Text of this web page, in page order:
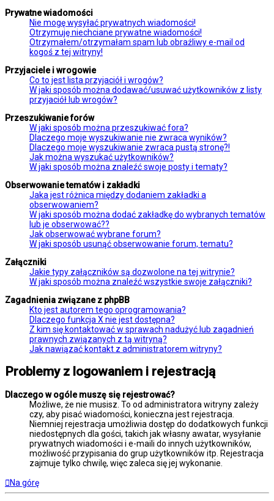
Prywatne wiadomości
Nie mogę wysyłać prywatnych wiadomości!
Otrzymuję niechciane prywatne wiadomości!
Otrzymałem/otrzymałam spam lub obraźliwy e-mail od
kogoś z tej witryny!
Przyjaciele i wrogowie
Co to jest lista przyjaciół i wrogów?
W jaki sposób można dodawać/usuwać użytkowników z listy
przyjaciół lub wrogów?
Przeszukiwanie forów
W jaki sposób można przeszukiwać fora?
Dlaczego moje wyszukiwanie nie zwraca wyników?
Dlaczego moje wyszukiwanie zwraca pustą stronę?!
Jak można wyszukać użytkowników?
W jaki sposób można znaleźć swoje posty i tematy?
Obserwowanie tematów i zakładki
Jaka jest różnica między dodaniem zakładki a
obserwowaniem?
W jaki sposób można dodać zakładkę do wybranych tematów
lub je obserwować??
Jak obserwować wybrane forum?
W jaki sposób usunąć obserwowanie forum, tematu?
Załączniki
Jakie typy załączników są dozwolone na tej witrynie?
W jaki sposób można znaleźć wszystkie swoje załączniki?
Zagadnienia związane z phpBB
Kto jest autorem tego oprogramowania?
Dlaczego funkcja X nie jest dostępna?
Z kim się kontaktować w sprawach nadużyć lub zagadnień
prawnych związanych z tą witryną?
Jak nawiązać kontakt z administratorem witryny?
Problemy z logowaniem i rejestracją
Dlaczego w ogóle muszę się rejestrować?
Możliwe, że nie musisz. To od administratora witryny zależy
czy, aby pisać wiadomości, konieczna jest rejestracja.
Niemniej rejestracja umożliwia dostęp do dodatkowych funkcji
niedostępnych dla gości, takich jak własny awatar, wysyłanie
prywatnych wiadomości i e-maili do innych użytkowników,
możliwość przypisania do grup użytkowników itp. Rejestracja
zajmuje tylko chwilę, więc zaleca się jej wykonanie.
Na górę